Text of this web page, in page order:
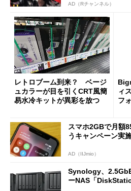
AD（Rチャンネル）
レトロブーム到来？ ベージ
ュカラーが目を引くCRT風簡
易水冷キットが異彩を放つ
ィ
フ
スマホ2GBで月額
うキャンペーン実
AD（IIJmio）
Synology、
ーNAS「